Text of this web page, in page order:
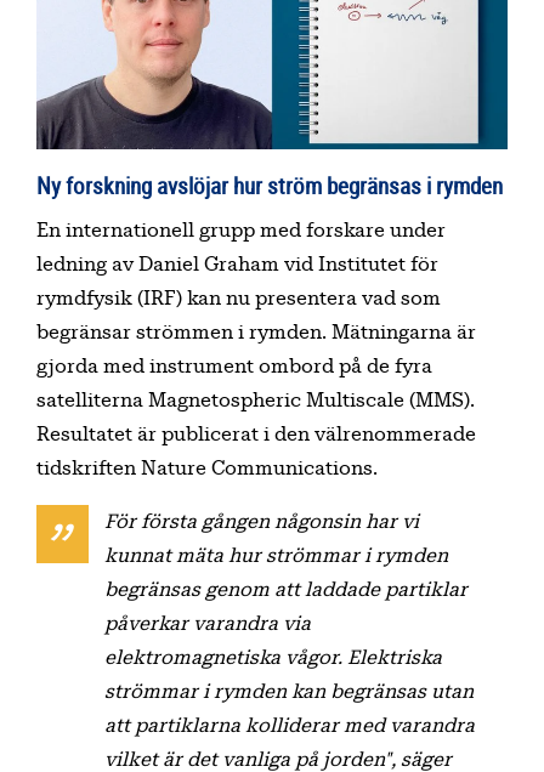
Ny forskning avslöjar hur ström begränsas i rymden
En internationell grupp med forskare under
ledning av Daniel Graham vid Institutet för
rymdfysik (IRF) kan nu presentera vad som
begränsar strömmen i rymden. Mätningarna är
gjorda med instrument ombord på de fyra
satelliterna Magnetospheric Multiscale (MMS).
Resultatet är publicerat i den välrenommerade
tidskriften Nature Communications.
För första gången någonsin har vi
kunnat mäta hur strömmar i rymden
begränsas genom att laddade partiklar
påverkar varandra via
elektromagnetiska vågor. Elektriska
strömmar i rymden kan begränsas utan
att partiklarna kolliderar med varandra
vilket är det vanliga på jorden", säger